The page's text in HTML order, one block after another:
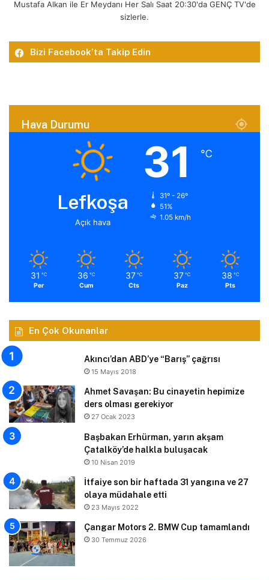
Mustafa Alkan ile Er Meydanı Her Salı Saat 20:30'da GENÇ TV'de
sizlerle.
Bizi Facebook’ta Takip Edin
Hava Durumu
Lefkoşa
Açık hava
31 ℃
31º - 26º
51%
1.05 km/h
31 ℃
Per
36 ℃
Cum
37 ℃
Cts
37 ℃
Paz
38 ℃
Pts
En Çok Okunanlar
Akıncı’dan ABD’ye “Barış” çağrısı
15 Mayıs 2018
Ahmet Savaşan: Bu cinayetin hepimize
ders olması gerekiyor
27 Ocak 2023
Başbakan Erhürman, yarın akşam
Çatalköy’de halkla buluşacak
10 Nisan 2019
İtfaiye son bir haftada 31 yangına ve 27
olaya müdahale etti
23 Mayıs 2022
Çangar Motors 2. BMW Cup tamamlandı
30 Temmuz 2026